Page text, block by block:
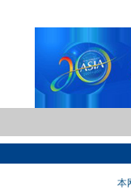
本